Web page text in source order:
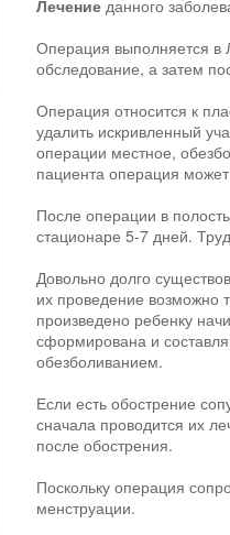
Лечение данного
Операция выполняется в
обследование, а затем
Операция относится к
удалить искривленный
операции местное,
пациента операция
После операции в
стационаре 5-7 дней.
Довольно долго
их проведение возможно
произведено ребенку
сформирована и
обезболиванием.
Если есть обострение
сначала проводится их
после обострения.
Поскольку операция
менструации.